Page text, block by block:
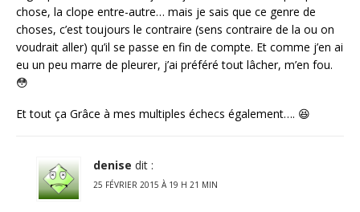
chose, la clope entre-autre… mais je sais que ce genre de
choses, c’est toujours le contraire (sens contraire de la ou on
voudrait aller) qu’il se passe en fin de compte. Et comme j’en ai
eu un peu marre de pleurer, j’ai préféré tout lâcher, m’en fou.
😳
Et tout ça Grâce à mes multiples échecs également…. 😆
denise dit :
25 FÉVRIER 2015 À 19 H 21 MIN